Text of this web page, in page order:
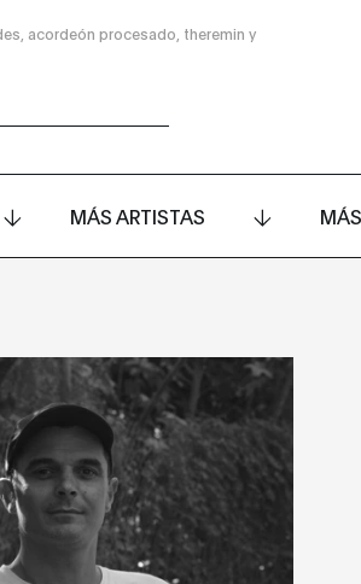
acordeón procesado, theremin y
MÁS ARTISTAS